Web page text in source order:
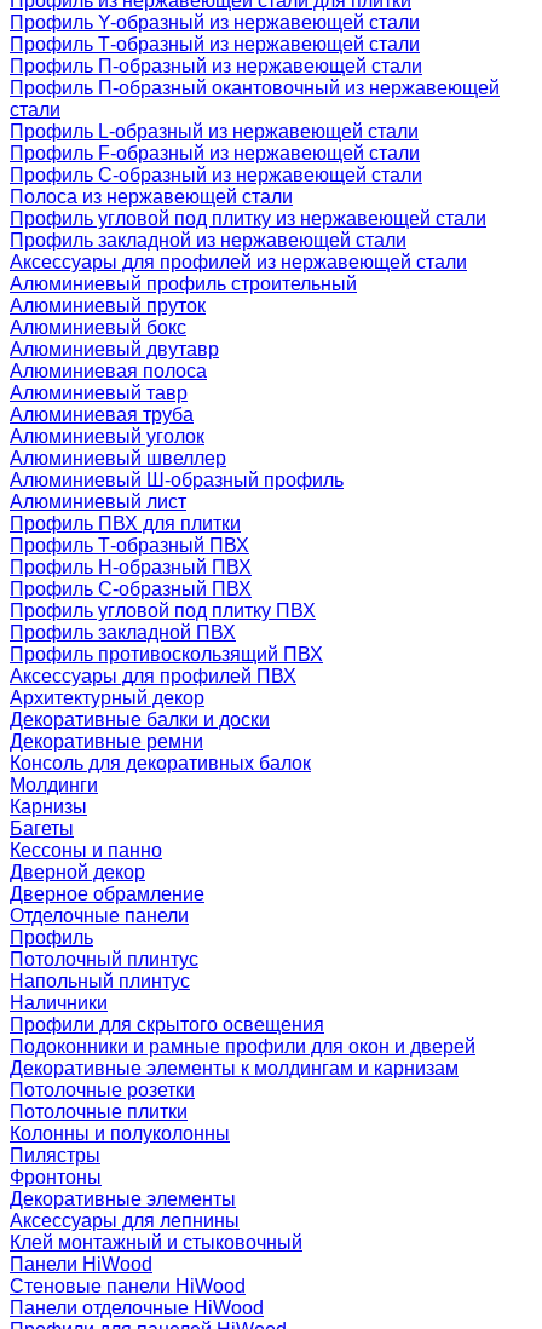
Профиль Y-образный из нержавеющей стали
Профиль Т-образный из нержавеющей стали
Профиль П-образный из нержавеющей стали
Профиль П-образный окантовочный из нержавеющей
стали
Профиль L-образный из нержавеющей стали
Профиль F-образный из нержавеющей стали
Профиль C-образный из нержавеющей стали
Полоса из нержавеющей стали
Профиль угловой под плитку из нержавеющей стали
Профиль закладной из нержавеющей стали
Аксессуары для профилей из нержавеющей стали
Алюминиевый профиль строительный
Алюминиевый пруток
Алюминиевый бокс
Алюминиевый двутавр
Алюминиевая полоса
Алюминиевый тавр
Алюминиевая труба
Алюминиевый уголок
Алюминиевый швеллер
Алюминиевый Ш-образный профиль
Алюминиевый лист
Профиль ПВХ для плитки
Профиль Т-образный ПВХ
Профиль H-образный ПВХ
Профиль C-образный ПВХ
Профиль угловой под плитку ПВХ
Профиль закладной ПВХ
Профиль противоскользящий ПВХ
Аксессуары для профилей ПВХ
Архитектурный декор
Декоративные балки и доски
Декоративные ремни
Консоль для декоративных балок
Молдинги
Карнизы
Багеты
Кессоны и панно
Дверной декор
Дверное обрамление
Отделочные панели
Профиль
Потолочный плинтус
Напольный плинтус
Наличники
Профили для скрытого освещения
Подоконники и рамные профили для окон и дверей
Декоративные элементы к молдингам и карнизам
Потолочные розетки
Потолочные плитки
Колонны и полуколонны
Пилястры
Фронтоны
Декоративные элементы
Аксессуары для лепнины
Клей монтажный и стыковочный
Панели HiWood
Стеновые панели HiWood
Панели отделочные HiWood